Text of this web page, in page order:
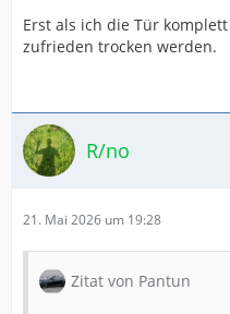
Erst als ich die Tür
zufrieden trocken werden.
R/no
21. Mai 2026 um 19:28
Zitat von Pantun